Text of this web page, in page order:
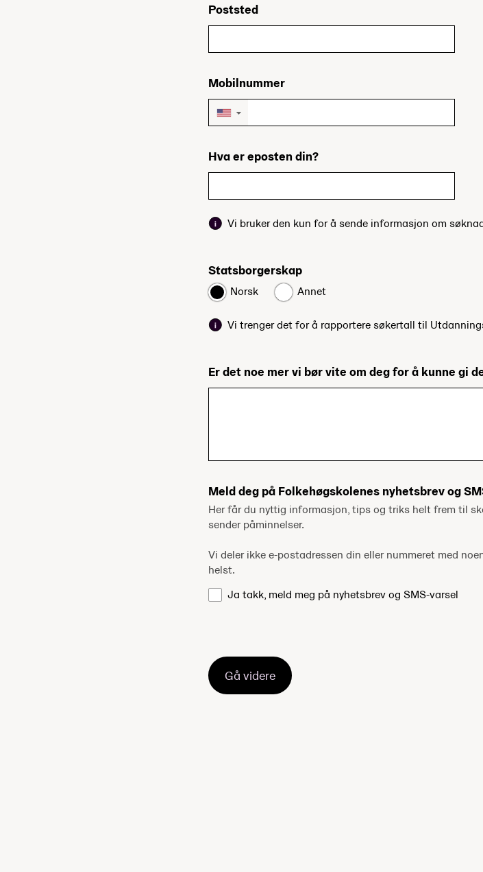
Poststed
Mobilnummer
▼
Hva er eposten din?
Vi bruker den kun for å sende informasjon om
Statsborgerskap
Norsk Annet
Vi trenger det for å rapportere søkertall til
Er det noe mer vi bør vite om deg for å kunne gi
Meld deg på Folkehøgskolenes nyhetsbrev og
Her får du nyttig informasjon, tips og triks helt frem til
sender påminnelser.
Vi deler ikke e-postadressen din eller nummeret med
helst.
Ja takk, meld meg på nyhetsbrev og SMS-varsel
Gå videre